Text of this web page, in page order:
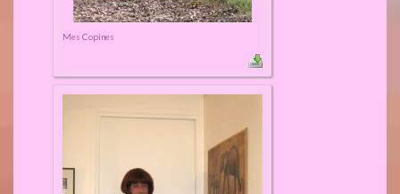
Mes Copines